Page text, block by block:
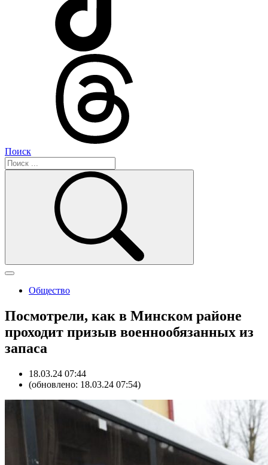
Поиск
Общество
Посмотрели, как в Минском районе
проходит призыв военнообязанных из
запаса
18.03.24 07:44
(обновлено: 18.03.24 07:54)